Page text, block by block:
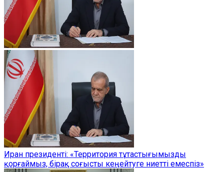
Иран президенті: «Территория тұтастығымызды
қорғаймыз, бірақ соғысты кеңейтуге ниетті емеспіз»